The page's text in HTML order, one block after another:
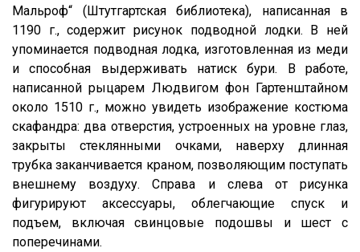
Мальроф“ (Штутгартская библиотека), написанная в
1190 г., содержит рисунок подводной лодки. В ней
упоминается подводная лодка, изготовленная из меди
и способная выдерживать натиск бури. В работе,
написанной рыцарем Людвигом фон Гартенштайном
около 1510 г., можно увидеть изображение костюма
скафандра: два отверстия, устроенных на уровне глаз,
закрыты стеклянными очками, наверху длинная
трубка заканчивается краном, позволяющим поступать
внешнему воздуху. Справа и слева от рисунка
фигурируют аксессуары, облегчающие спуск и
подъем, включая свинцовые подошвы и шест с
поперечинами.